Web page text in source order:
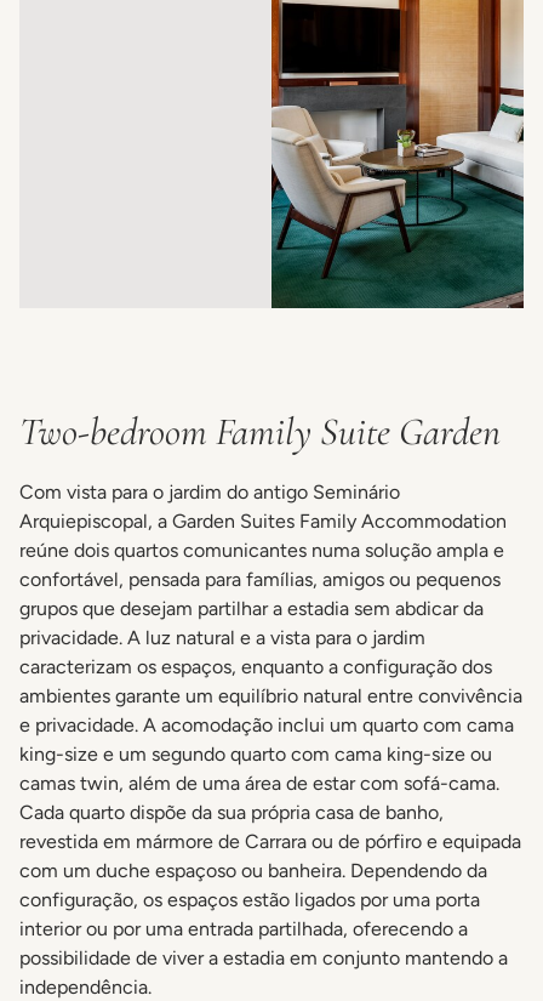
Two-bedroom Family Suite Garden
Com vista para o jardim do antigo Seminário
Arquiepiscopal, a Garden Suites Family Accommodation
reúne dois quartos comunicantes numa solução ampla e
confortável, pensada para famílias, amigos ou pequenos
grupos que desejam partilhar a estadia sem abdicar da
privacidade. A luz natural e a vista para o jardim
caracterizam os espaços, enquanto a configuração dos
ambientes garante um equilíbrio natural entre convivência
e privacidade. A acomodação inclui um quarto com cama
king-size e um segundo quarto com cama king-size ou
camas twin, além de uma área de estar com sofá-cama.
Cada quarto dispõe da sua própria casa de banho,
revestida em mármore de Carrara ou de pórfiro e equipada
com um duche espaçoso ou banheira. Dependendo da
configuração, os espaços estão ligados por uma porta
interior ou por uma entrada partilhada, oferecendo a
possibilidade de viver a estadia em conjunto mantendo a
independência.